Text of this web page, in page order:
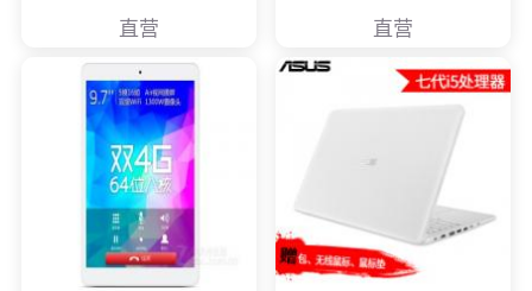
直营 直营